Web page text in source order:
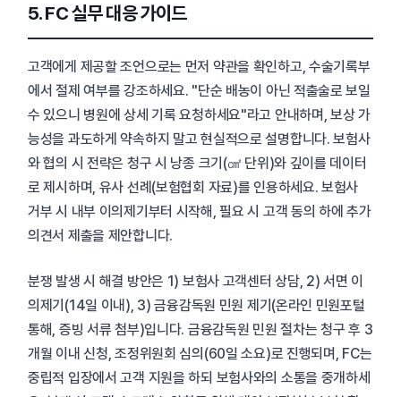
5. FC 실무 대응 가이드
고객에게 제공할 조언으로는 먼저 약관을 확인하고, 수술기록부
에서 절제 여부를 강조하세요. "단순 배농이 아닌 적출술로 보일
수 있으니 병원에 상세 기록 요청하세요"라고 안내하며, 보상 가
능성을 과도하게 약속하지 말고 현실적으로 설명합니다. 보험사
와 협의 시 전략은 청구 시 낭종 크기(㎠ 단위)와 깊이를 데이터
로 제시하며, 유사 선례(보험협회 자료)를 인용하세요. 보험사
거부 시 내부 이의제기부터 시작해, 필요 시 고객 동의 하에 추가
의견서 제출을 제안합니다.
분쟁 발생 시 해결 방안은 1) 보험사 고객센터 상담, 2) 서면 이
의제기(14일 이내), 3) 금융감독원 민원 제기(온라인 민원포털
통해, 증빙 서류 첨부)입니다. 금융감독원 민원 절차는 청구 후 3
개월 이내 신청, 조정위원회 심의(60일 소요)로 진행되며, FC는
중립적 입장에서 고객 지원을 하되 보험사와의 소통을 중개하세